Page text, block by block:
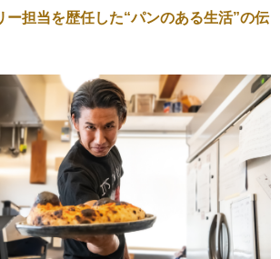
ー担当を歴任した“パンのある生活”の伝